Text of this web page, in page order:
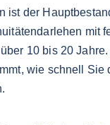
ist der
mit
10 bis 20
wie schnell Sie